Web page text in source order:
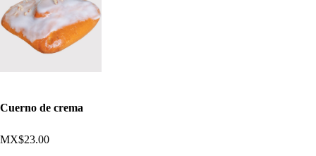
Cuerno de crema
MX$23.00